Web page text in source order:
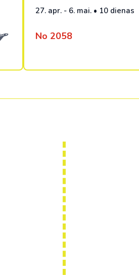
27. apr. - 6. mai. • 10 dienas
No 2058